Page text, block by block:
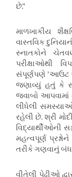
છે."
માળખાકીય
વાસ્તવિક
સ્નાતકોને
પરીક્ષાઓથી
સંપૂર્ણપણે 'આઉટ
જણાવ્યું હતું કે
જવાબો આપવામાં
લીધેલી
રહેલી છે. શ્રી
મહત્વપૂર્ણ
તરીકે ગણવાનું બંધ
વીતેલી પેઢીઓ